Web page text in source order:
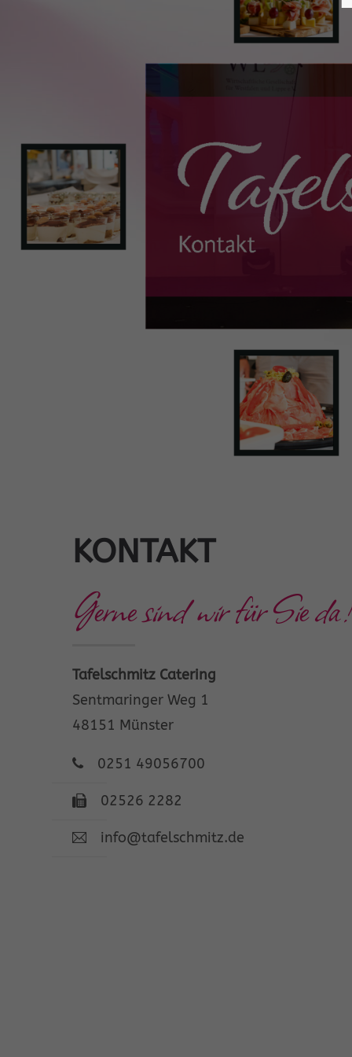
KONTAKT
Gerne sind wir für Sie da!
Tafelschmitz Catering
Sentmaringer Weg 1
48151 Münster
0251 49056700
02526 2282
info@tafelschmitz.de